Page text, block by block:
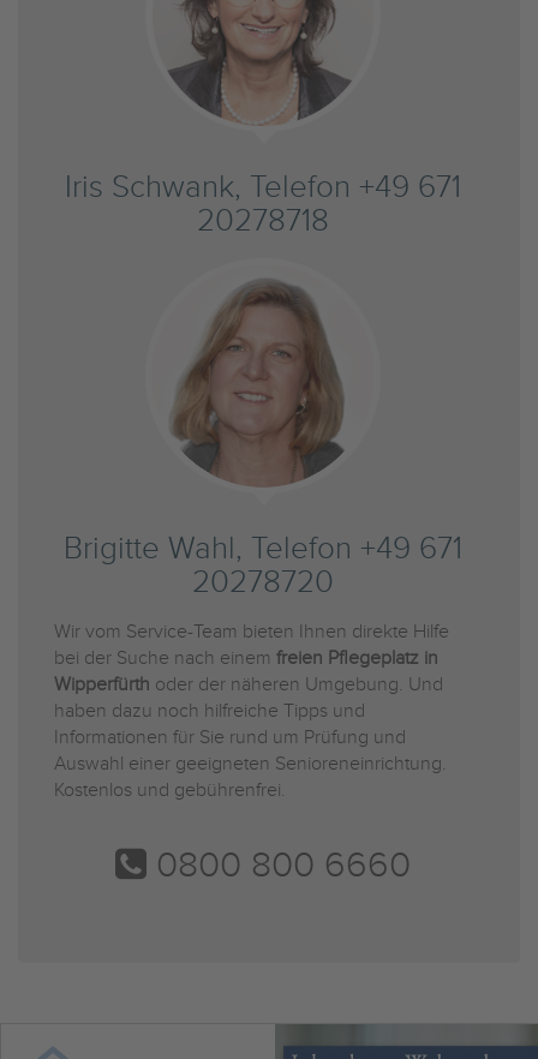
Iris Schwank, Telefon +49 671
20278718
Brigitte Wahl, Telefon +49 671
20278720
Wir vom Service-Team bieten Ihnen direkte Hilfe
bei der Suche nach einem freien Pflegeplatz in
Wipperfürth oder der näheren Umgebung. Und
haben dazu noch hilfreiche Tipps und
Informationen für Sie rund um Prüfung und
Auswahl einer geeigneten Senioreneinrichtung.
Kostenlos und gebührenfrei.
0800 800 6660